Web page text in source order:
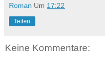
Roman Um 17:22
Teilen
Keine Kommentare: